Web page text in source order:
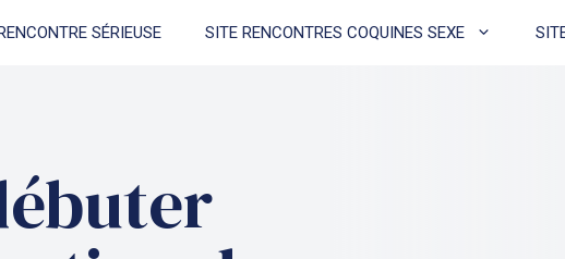
SÉRIEUSE SITE RENCONTRES COQUINES SEXE